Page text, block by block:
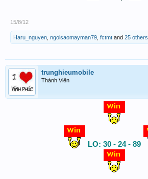
15/8/12
Haru_nguyen ngoisaomayman79 fctmt and 25 others
trunghieumobile
Thành Viên
LO: 30 - 24 - 89